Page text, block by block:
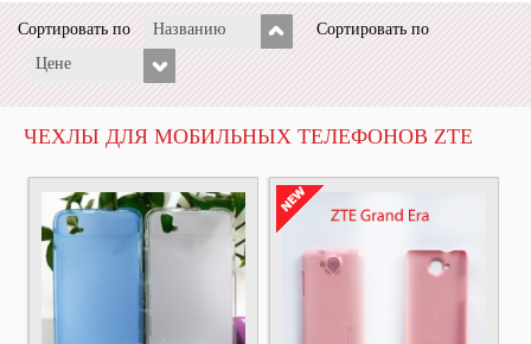
Сортировать по Названию
Сортировать по
Цене
ЧЕХЛЫ ДЛЯ МОБИЛЬНЫХ ТЕЛЕФОНОВ ZTE